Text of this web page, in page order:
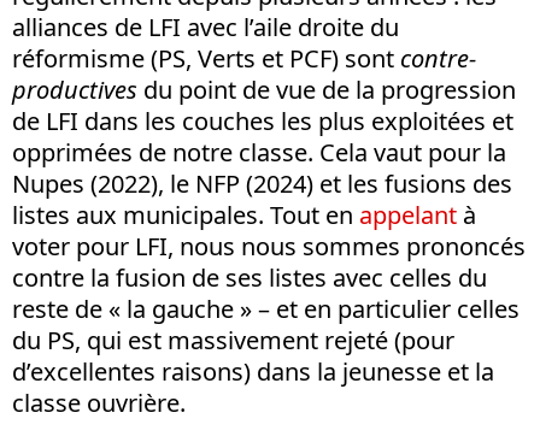
alliances de LFI avec l’aile droite du
réformisme (PS, Verts et PCF) sont contre-
productives du point de vue de la progression
de LFI dans les couches les plus exploitées et
opprimées de notre classe. Cela vaut pour la
Nupes (2022), le NFP (2024) et les fusions des
listes aux municipales. Tout en appelant à
voter pour LFI, nous nous sommes prononcés
contre la fusion de ses listes avec celles du
reste de « la gauche » – et en particulier celles
du PS, qui est massivement rejeté (pour
d’excellentes raisons) dans la jeunesse et la
classe ouvrière.